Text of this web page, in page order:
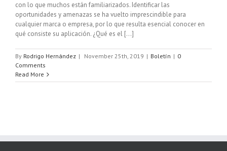
con lo que muchos están familiarizados. Identificar las
oportunidades y amenazas se ha vuelto imprescindible para
cualquier marca o empresa, por lo que resulta esencial conocer en
qué consiste su aplicación. ¿Qué es el [...]
By Rodrigo Hernández | November 25th, 2019 | Boletín | 0
Comments
Read More